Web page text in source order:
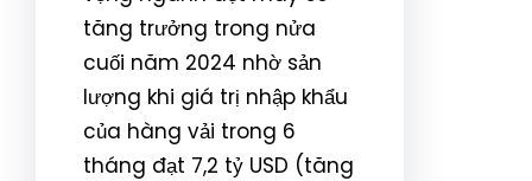
tăng trưởng trong nửa
cuối năm 2024 nhờ sản
lượng khi giá trị nhập khẩu
của hàng vải trong 6
tháng đạt 7,2 tỷ USD (tăng